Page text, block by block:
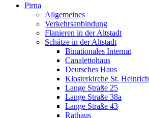
Pirna
Allgemeines
Verkehrsanbindung
Flanieren in der Altstadt
Schätze in der Altstadt
Binationales Internat
Canalettohaus
Deutsches Haus
Klosterkirche St. Heinrich
Lange Straße 25
Lange Straße 38a
Lange Straße 43
Rathaus